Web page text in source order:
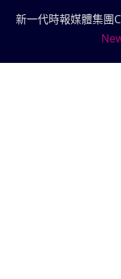
新一代時報媒體集